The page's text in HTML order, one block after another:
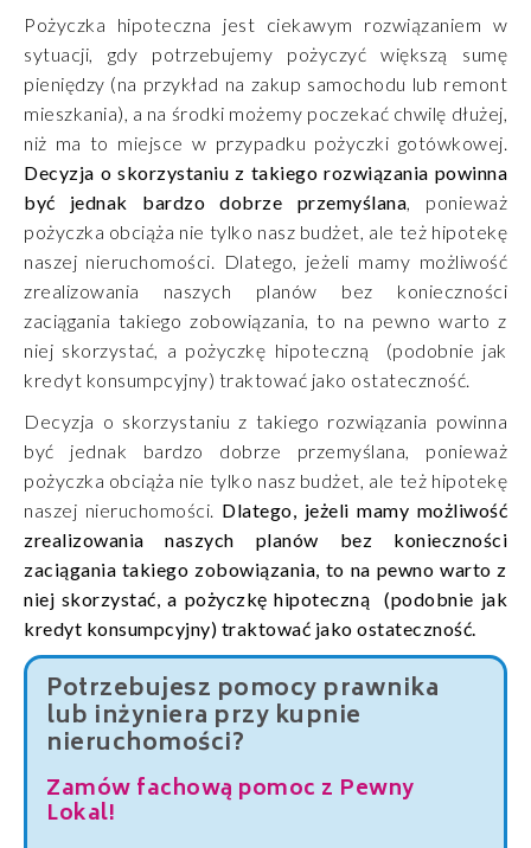
Pożyczka hipoteczna jest ciekawym rozwiązaniem w
sytuacji, gdy potrzebujemy pożyczyć większą sumę
pieniędzy (na przykład na zakup samochodu lub remont
mieszkania), a na środki możemy poczekać chwilę dłużej,
niż ma to miejsce w przypadku pożyczki gotówkowej.
Decyzja o skorzystaniu z takiego rozwiązania powinna
być jednak bardzo dobrze przemyślana , ponieważ
pożyczka obciąża nie tylko nasz budżet, ale też hipotekę
naszej nieruchomości. Dlatego, jeżeli mamy możliwość
zrealizowania naszych planów bez konieczności
zaciągania takiego zobowiązania, to na pewno warto z
niej skorzystać, a pożyczkę hipoteczną (podobnie jak
kredyt konsumpcyjny) traktować jako ostateczność.
Decyzja o skorzystaniu z takiego rozwiązania powinna
być jednak bardzo dobrze przemyślana, ponieważ
pożyczka obciąża nie tylko nasz budżet, ale też hipotekę
naszej nieruchomości. Dlatego, jeżeli mamy możliwość
zrealizowania naszych planów bez konieczności
zaciągania takiego zobowiązania, to na pewno warto z
niej skorzystać, a pożyczkę hipoteczną (podobnie jak
kredyt konsumpcyjny) traktować jako ostateczność.
Potrzebujesz pomocy prawnika
lub inżyniera przy kupnie
nieruchomości?
Zamów fachową pomoc z Pewny
Lokal!